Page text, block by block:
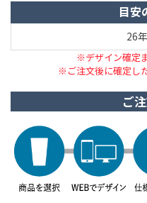
目安
26
※デザイン確定
※ご注文後に確定し
ご